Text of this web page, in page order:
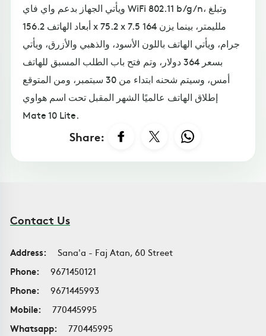
ويأتي الجهاز بدعم واي فاي WiFi 802.11 b/g/n، وتبلغ
أبعاد الهاتف 156.2 x 75.2 x 7.5 ملليمتر، بينما يزن 164
جرام، ويأتي الهاتف باللون الأسود، والذهبي والأزرق، ويأتي
بسعر 364 دولار، وتم فتح باب الطلب المسبق للهاتف
أمس، وسيتم شحنه ابتداء من 30 سبتمبر، ومن المتوقع
إطلاق الهاتف عالميًا الشهر المقبل تحت اسم هواوي
Mate 10 Lite.
Share:
Contact Us
Address:
Sana'a - Faj Atan, 60 Street
Phone:
9671450121
Phone:
9671445993
Mobile:
770445995
Whatsapp:
770445995